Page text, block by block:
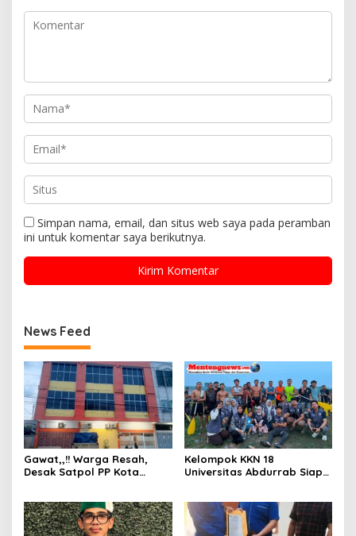
Simpan nama, email, dan situs web saya pada peramban
ini untuk komentar saya berikutnya.
News Feed
Gawat,,!! Warga Resah,
Desak Satpol PP Kota
Ajang “Kumpul Kebo”.
Kelompok KKN 18
Universitas Abdurrab Siap
Masyarakat Desa Pulau
Deras